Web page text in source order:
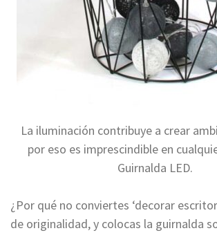
La iluminación contribuye a crear
por eso es imprescindible en
Guirnalda LED.
¿Por qué no conviertes ‘decorar
de originalidad, y colocas la guirnalda